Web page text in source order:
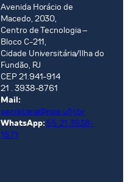
Avenida Horácio de
Macedo, 2030,
Centro de Tecnologia –
Bloco C-211,
Cidade Universitária/Ilha do
Fundão, RJ
CEP 21.941-914
21 . 3938-8761
Mail:
secretaria@ppe.ufrj.br
WhatsApp: 55 21 3938-
1571